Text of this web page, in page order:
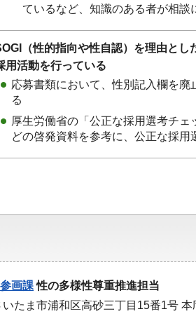
ているなど、知識のある者が相談
（性的指向や性自認）を理由と
用活動を行っている
応募書類において、性別記入欄を
る
厚生労働省の「公正な採用選考チ
どの啓発資料を参考に、公正な採用
画課性の多様性尊重推進担当
たま市浦和区高砂三丁目15番1号 本